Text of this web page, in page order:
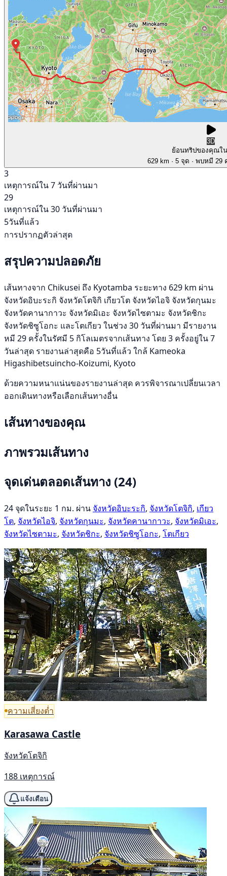
3D
ย้อนทริปของคุณใ
629 km · 5 จุด · พบหมี 29
3
เหตุการณ์ใน 7 วันที่ผ่านมา
29
เหตุการณ์ใน 30 วันที่ผ่านมา
5วันที่แล้ว
การปรากฏตัวล่าสุด
สรุปความปลอดภัย
เส้นทางจาก Chikusei ถึง Kyotamba ระยะทาง 629 km ผ่าน
จังหวัดอิบะระกิ จังหวัดโตจิกิ เกียวโต จังหวัดไอจิ จังหวัดกุนมะ
จังหวัดคานากาวะ จังหวัดมิเอะ จังหวัดไซตามะ จังหวัดชิกะ
จังหวัดชิซูโอกะ และโตเกียว ในช่วง 30 วันที่ผ่านมา มีรายงาน
หมี 29 ครั้งในรัศมี 5 กิโลเมตรจากเส้นทาง โดย 3 ครั้งอยู่ใน 7
วันล่าสุด รายงานล่าสุดคือ 5วันที่แล้ว ใกล้ Kameoka
Higashibetsuincho-Koizumi, Kyoto
ด้วยความหนาแน่นของรายงานล่าสุด ควรพิจารณาเปลี่ยนเวลา
ออกเดินทางหรือเลือกเส้นทางอื่น
เส้นทางของคุณ
ภาพรวมเส้นทาง
จุดเด่นตลอดเส้นทาง (24)
24 จุดในระยะ 1 กม. ผ่าน จังหวัดอิบะระกิ, จังหวัดโตจิกิ, เกียว
โต, จังหวัดไอจิ, จังหวัดกุนมะ, จังหวัดคานากาวะ, จังหวัดมิเอะ,
จังหวัดไซตามะ, จังหวัดชิกะ, จังหวัดชิซูโอกะ, โตเกียว
ความเสี่ยงต่ำ
Karasawa Castle
จังหวัดโตจิกิ
188 เหตุการณ์
แจ้งเตือน